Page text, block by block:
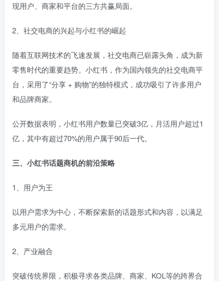
现用户、商家和平台的三方共赢局面。
2、社交电商的兴起与小红书的崛起
随着互联网技术的飞速发展，社交电商已崭露头角，成为新
零售时代的重要趋势。小红书，作为国内领先的社交电商平
台，采用了“分享 + 购物”的独特模式，成功吸引了许多用户
和品牌商家。
公开数据表明，小红书用户数量已突破3亿，月活用户超过1
亿，其中有超过70%的用户属于90后一代。
三、小红书话题商机的前沿策略
1、用户为王
以用户需求为中心，不断探索新的话题形式和内容，以满足
多元用户的需求。
2、产业融合
突破传统界限，积极寻求各类品牌、商家、KOL等的跨界合